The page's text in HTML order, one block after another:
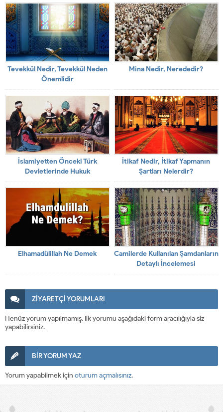
Tevekkül Nedir, Tevekkül Neden
Önemlidir
Mina Nedir, Nerededir?
İslamiyetten Önceki Türk
Devletlerinde Hukuk
İtikaf Nedir, İtikaf Yapmanın
Şartları Nelerdir?
Elhamadülillah Ne Demek
Camilerde Kullanılan Şamdanların
Detaylı İncelemesi
ZİYARETÇİ YORUMLARI
Henüz yorum yapılmamış. İlk yorumu aşağıdaki form aracılığıyla siz
yapabilirsiniz.
BİR YORUM YAZ
Yorum yapabilmek için oturum açmalısınız.